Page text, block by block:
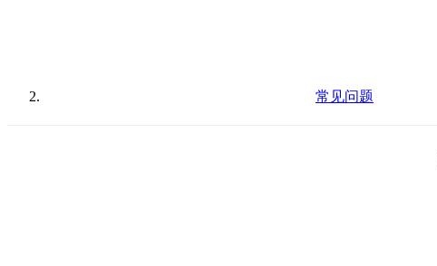
常见问题